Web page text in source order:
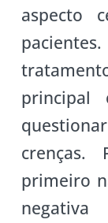
aspecto
principal
primeiro